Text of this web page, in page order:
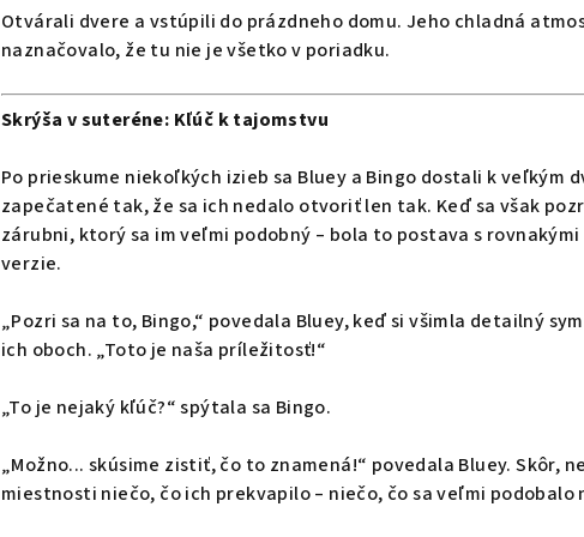
Otvárali dvere a vstúpili do prázdneho domu. Jeho chladná
naznačovalo, že tu nie je všetko v poriadku.
Skrýša v suteréne: Kľúč k tajomstvu
Po prieskume niekoľkých izieb sa Bluey a Bingo dostali k veľkým
zapečatené tak, že sa ich nedalo otvoriť len tak. Keď sa však
zárubni, ktorý sa im veľmi podobný – bola to postava s
verzie.
„Pozri sa na to, Bingo,“ povedala Bluey, keď si všimla detailný
ich oboch. „Toto je naša príležitosť!“
„To je nejaký kľúč?“ spýtala sa Bingo.
„Možno... skúsime zistiť, čo to znamená!“ povedala Bluey. Skôr,
miestnosti niečo, čo ich prekvapilo – niečo, čo sa veľmi podobalo